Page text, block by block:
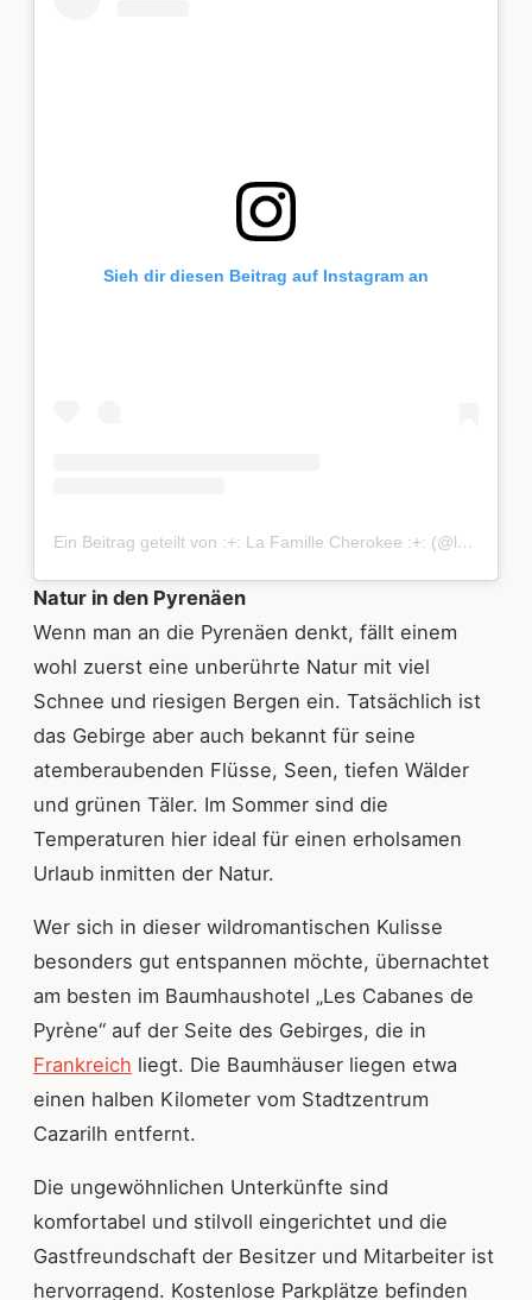
Sieh dir diesen Beitrag auf Instagram an
Ein Beitrag geteilt von :+: La Famille Cherokee :+: (@lafamillecherokee)
Natur in den Pyrenäen
Wenn man an die Pyrenäen denkt, fällt einem
wohl zuerst eine unberührte Natur mit viel
Schnee und riesigen Bergen ein. Tatsächlich ist
das Gebirge aber auch bekannt für seine
atemberaubenden Flüsse, Seen, tiefen Wälder
und grünen Täler. Im Sommer sind die
Temperaturen hier ideal für einen erholsamen
Urlaub inmitten der Natur.
Wer sich in dieser wildromantischen Kulisse
besonders gut entspannen möchte, übernachtet
am besten im Baumhaushotel „Les Cabanes de
Pyrène“ auf der Seite des Gebirges, die in
Frankreich liegt. Die Baumhäuser liegen etwa
einen halben Kilometer vom Stadtzentrum
Cazarilh entfernt.
Die ungewöhnlichen Unterkünfte sind
komfortabel und stilvoll eingerichtet und die
Gastfreundschaft der Besitzer und Mitarbeiter ist
hervorragend. Kostenlose Parkplätze befinden